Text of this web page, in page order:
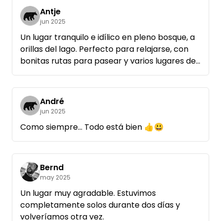
embarcaderos privados. Por eso decidimos no
quedarnos.
Antje
jun 2025
Un lugar tranquilo e idílico en pleno bosque, a
orillas del lago. Perfecto para relajarse, con
bonitas rutas para pasear y varios lugares de
interés en las cercanías. Ideal para los
amantes de la naturaleza.
¡Volveremos sin dudarlo!
André
jun 2025
Como siempre... Todo está bien 👍😃
Bernd
may 2025
Un lugar muy agradable. Estuvimos
completamente solos durante dos días y
volveríamos otra vez.